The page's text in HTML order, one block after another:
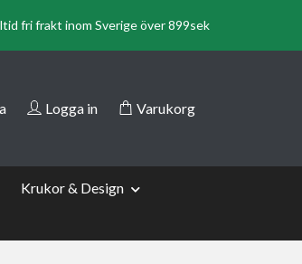
fri frakt inom Sverige över 899sek
Logga in Varukorg
Krukor & Design